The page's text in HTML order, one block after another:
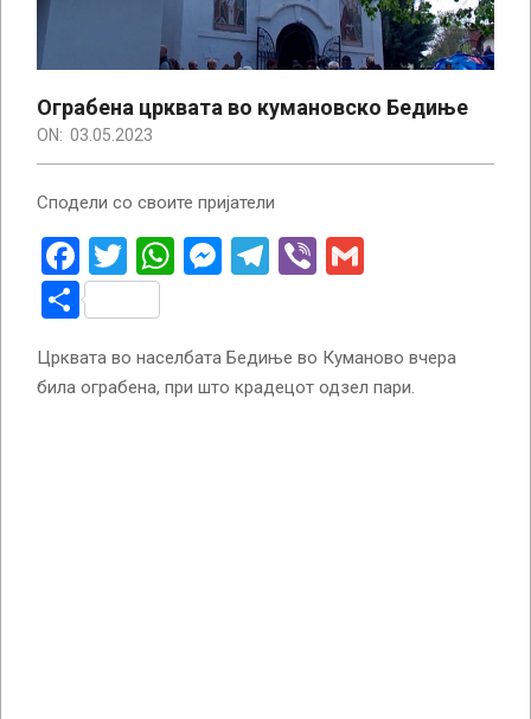
Ограбена црквата во кумановско Бедиње
ON: 03.05.2023
Сподели со своите пријатели
Facebook
Twitter
WhatsApp
Messenger
Telegram
Viber
Share
Црквата во населбата Бедиње во Куманово вчера
била ограбена, при што крадецот одзел пари.